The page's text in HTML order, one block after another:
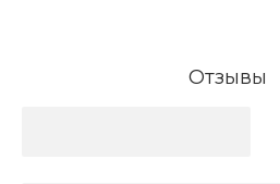
Отзывы